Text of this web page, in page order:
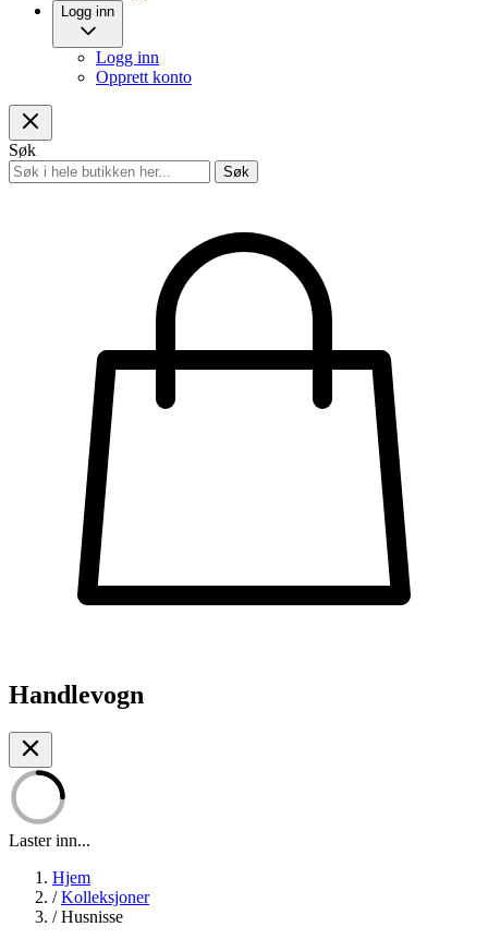
Logg inn
Logg inn
Opprett konto
Søk
Søk
Handlevogn
Laster inn...
Hjem
/ Kolleksjoner
/ Husnisse